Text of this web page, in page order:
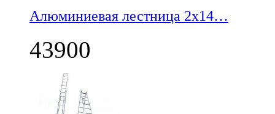
Алюминиевая лестница 2х14…
43900